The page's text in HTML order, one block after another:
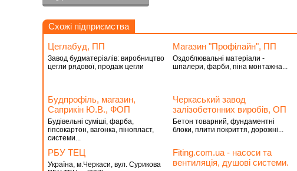
Схожі підприємства
Цеглабуд, ПП
Завод будматеріалів: виробництво
цегли рядової, продаж цегли
Магазин "Профілайн", ПП
Оздоблювальні матеріали -
шпалери, фарби, піна монтажна...
Будпрофіль, магазин,
Саприкін Ю.В., ФОП
Будівельні суміші, фарба,
гіпсокартон, вагонка, пінопласт,
системи...
Черкаський завод
залізобетонних виробів, ОП
Бетон товарний, фундаментні
блоки, плити покриття, дорожні...
РБУ ТЕЦ
Україна, м.Черкаси, вул. Сурикова
Fiting.com.ua - насоси та
вентиляція, душові системи.